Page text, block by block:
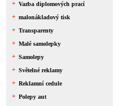
Vazba diplomových prací
malonákladový tisk
Transparenty
Malé samolepky
Samolepy
Světelné reklamy
Reklamní cedule
Polepy aut